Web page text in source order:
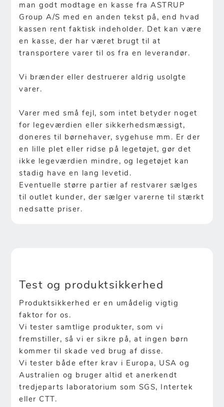
man godt modtage en kasse fra ASTRUP
Group A/S med en anden tekst på, end hvad
kassen rent faktisk indeholder. Det kan være
en kasse, der har været brugt til at
transportere varer til os fra en leverandør.
Vi brænder eller destruerer aldrig usolgte
varer.
Varer med små fejl, som intet betyder noget
for legeværdien eller sikkerhedsmæssigt,
doneres til børnehaver, sygehuse mm. Er der
en lille plet eller ridse på legetøjet, gør det
ikke legeværdien mindre, og legetøjet kan
stadig have en lang levetid.
Eventuelle større partier af restvarer sælges
til outlet kunder, der sælger varerne til stærkt
nedsatte priser.
Test og produktsikkerhed
Produktsikkerhed er en umådelig vigtig
faktor for os.
Vi tester samtlige produkter, som vi
fremstiller, så vi er sikre på, at ingen børn
kommer til skade ved brug af disse.
Vi tester både efter krav i Europa, USA og
Australien og bruger altid et anerkendt
tredjeparts laboratorium som SGS, Intertek
eller CTT.